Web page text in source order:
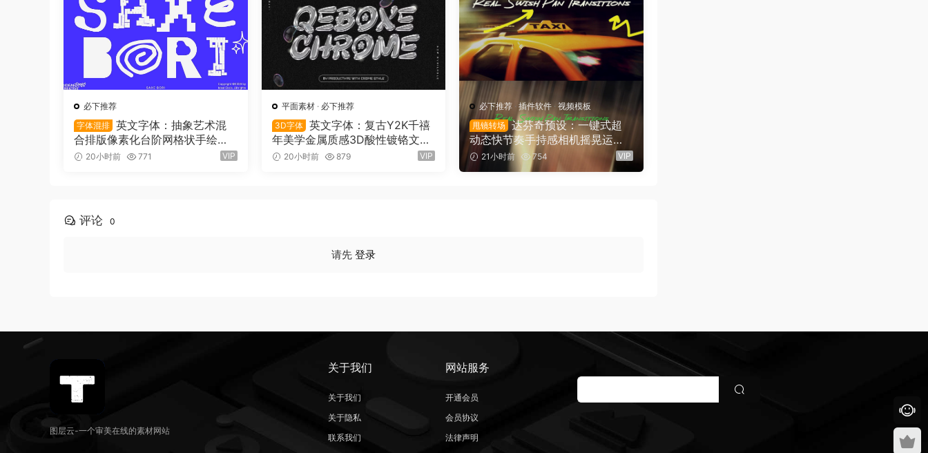
必下推荐
字体混排 英文字体：抽象艺术混
合排版像素化台阶网格状手绘螺
旋有机曲线版面设计封面海报字
20小时前 771 VIP
平面素材· 必下推荐
3D字体
英文字体：复古Y2K千禧
年美学金属质感3D酸性镀铬文字
LOGO标题封面海报设计SVG字
20小时前 879 VIP
必下推荐 ·插件软件·视频模板
甩镜转场
达芬奇预设：一键式超
动态快节奏手持感相机摇晃运动
甩镜头无缝转场过渡 支持横竖屏
21小时前 754 VIP
评论 0
请先 登录
图层云-一个审美在线的素材网站
关于我们
关于我们
关于隐私
联系我们
网站服务
开通会员
会员协议
法律声明